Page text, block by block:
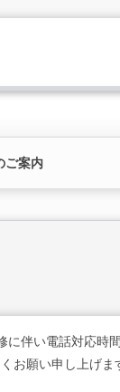
ご案内
伴い電話対応時
お願い申し上げま